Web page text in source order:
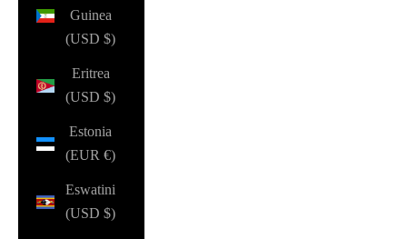
Guinea
(USD $)
Eritrea
(USD $)
Estonia
(EUR €)
Eswatini
(USD $)